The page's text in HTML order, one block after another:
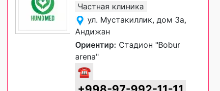
Частная клиника
ул. Мустакиллик, дом 3а,
Андижан
Ориентир: Стадион "Bobur
arena"
☎